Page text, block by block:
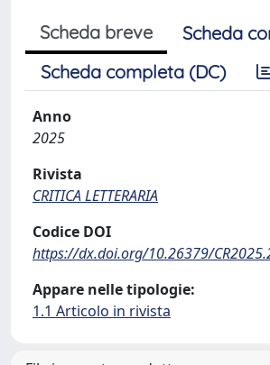
Scheda breve
Scheda
Scheda completa (DC)
Anno
2025
Rivista
CRITICA LETTERARIA
Codice DOI
https://dx.doi.org/10.26379/
Appare nelle tipologie:
1.1 Articolo in rivista